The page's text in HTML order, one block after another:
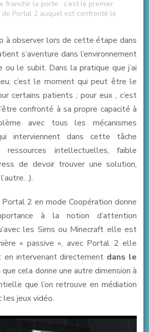
franchir la porte ; c’est le premier
Portal 2 auquel est confronté le
à observer lors de cette étape dans
s’aventure dans l’environnement
ou le subit. Dans la pratique que j’ai
c’est le moment qui peut être le
certains patients ; pour eux , c’est
confronté à sa propre capacité à
avec tous les mécanismes
interviennent dans cette tâche
ressources intellectuelles, faible
de devoir trouver une solution,
2 en mode Coopération donne
à la notion d’attention
les Sims ou Minecraft elle est
« passive », avec Portal 2 elle
en intervenant directement dans le
que cela donne une autre dimension à
que l’on retrouve en médiation
les jeux vidéo.